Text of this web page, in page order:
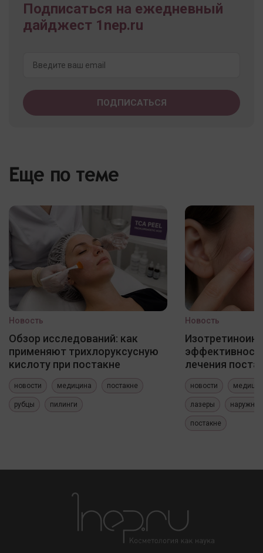
Подписаться на ежедневный
дайджест 1nep.ru
Еще по теме
Новость
Обзор исследований: как
применяют трихлоруксусную
кислоту при постакне
новости медицина постакне
рубцы пилинги
Новость
Изотретиноин
лечения
новости
лазеры
постакне